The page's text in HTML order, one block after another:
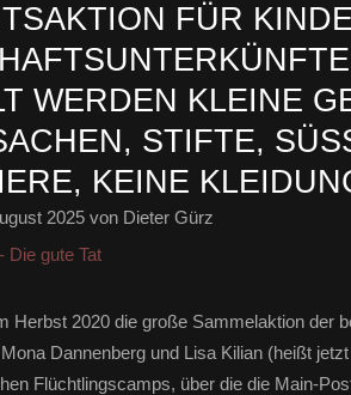
FÜR
WERDEN KLEINE
STIFTE,
KEINE
2025 von Dieter Gürz
Die gute Tat
Herbst 2020 die große Sammelaktion der
Dannenberg und Lisa Kilian (heißt
Flüchtlingscamps, über die die Main-